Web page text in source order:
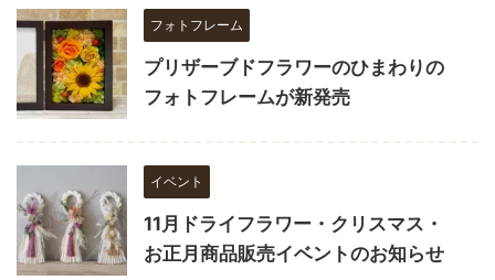
フォトフレーム
プリザーブドフラワーのひまわりの
フォトフレームが新発売
イベント
11月ドライフラワー・クリスマス・
お正月商品販売イベントのお知らせ